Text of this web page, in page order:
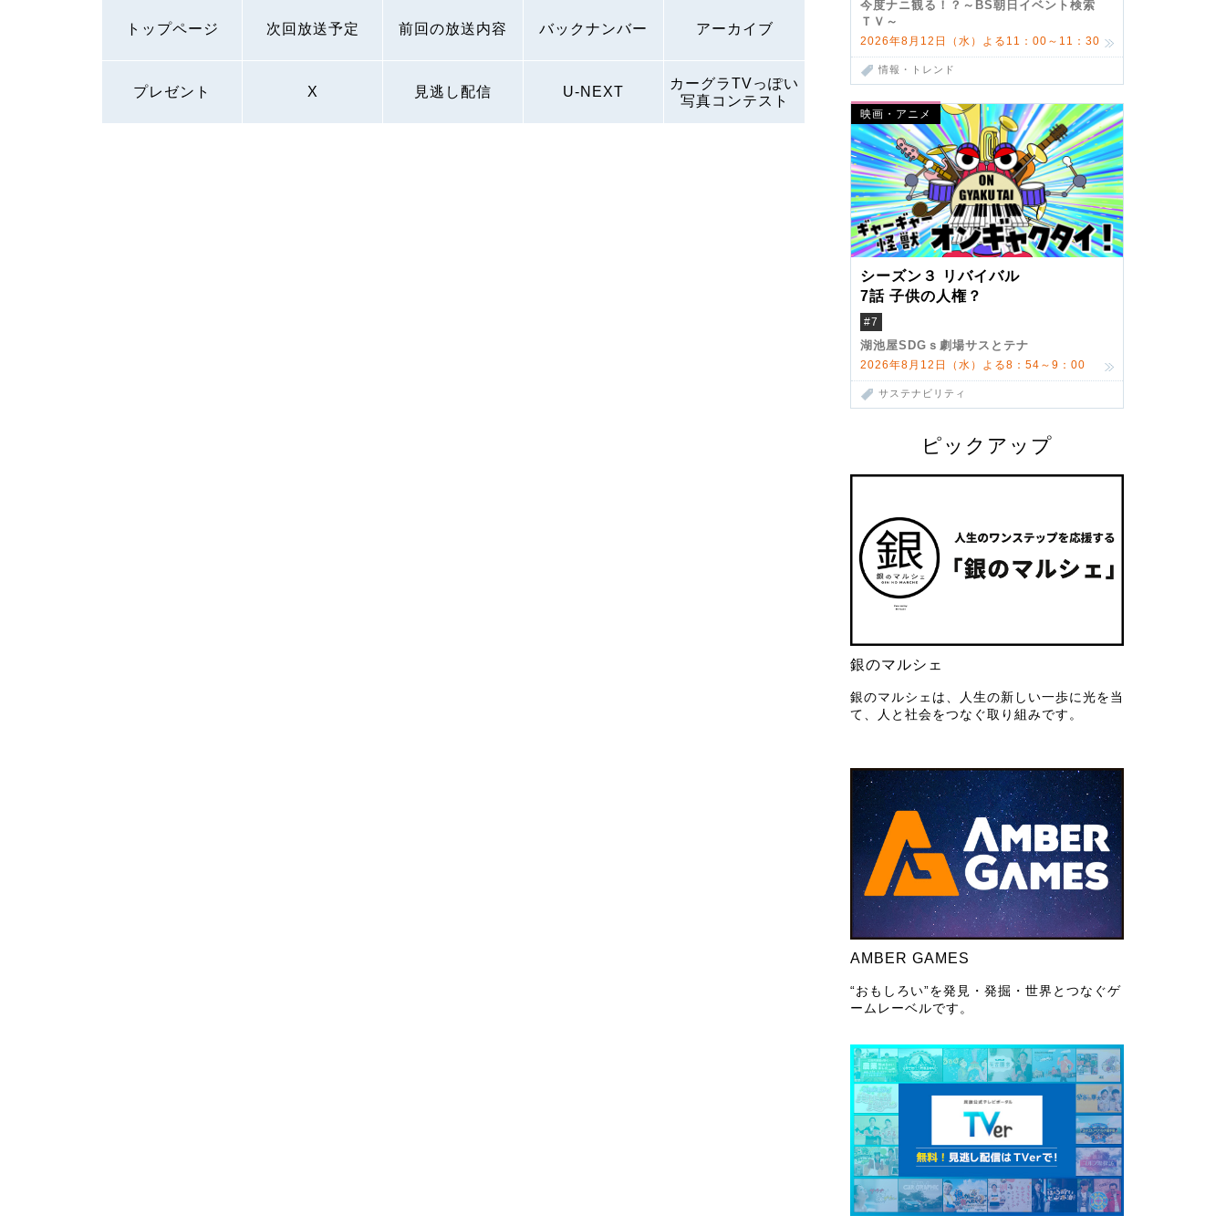
今度ナニ観る！？～BS朝日イベント検索
ＴＶ～
2026年8月12日（水）よる11：00～11：30
情報・トレンド
映画・アニメ
シーズン３ リバイバル
7話 子供の人権？
#7
湖池屋SDGｓ劇場サスとテナ
2026年8月12日（水）よる8：54～9：00
サステナビリティ
ピックアップ
銀のマルシェ
銀のマルシェは、人生の新しい一歩に光を当
て、人と社会をつなぐ取り組みです。
AMBER GAMES
“おもしろい”を発見・発掘・世界とつなぐゲ
ームレーベルです。
トップページ 次回放送予定 前回の放送内容 バックナンバー アーカイブ
プレゼント X 見逃し配信 U-NEXT
カーグラTVっぽい
写真コンテスト